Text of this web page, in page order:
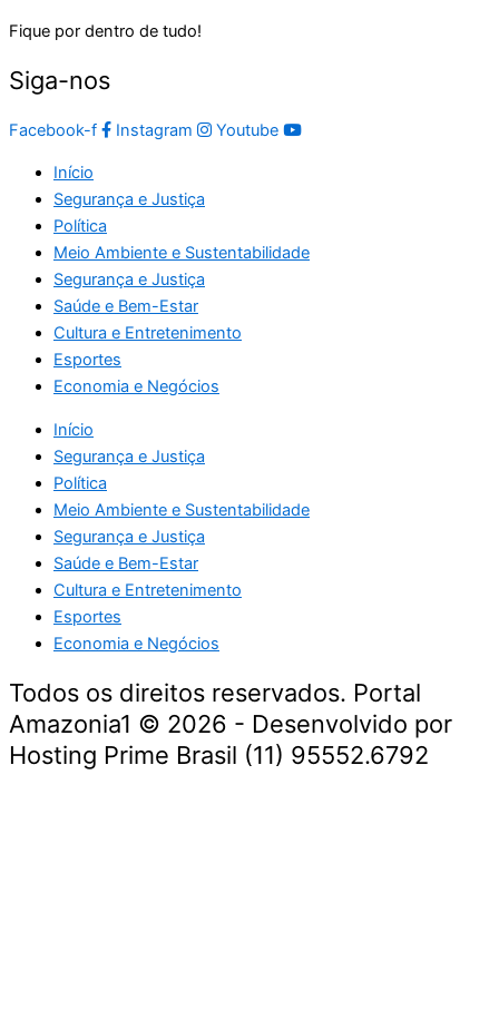
Fique por dentro de tudo!
Siga-nos
Facebook-f Instagram Youtube
Início
Segurança e Justiça
Política
Meio Ambiente e Sustentabilidade
Segurança e Justiça
Saúde e Bem-Estar
Cultura e Entretenimento
Esportes
Economia e Negócios
Início
Segurança e Justiça
Política
Meio Ambiente e Sustentabilidade
Segurança e Justiça
Saúde e Bem-Estar
Cultura e Entretenimento
Esportes
Economia e Negócios
Todos os direitos reservados. Portal
Amazonia1 © 2026 - Desenvolvido por
Hosting Prime Brasil (11) 95552.6792